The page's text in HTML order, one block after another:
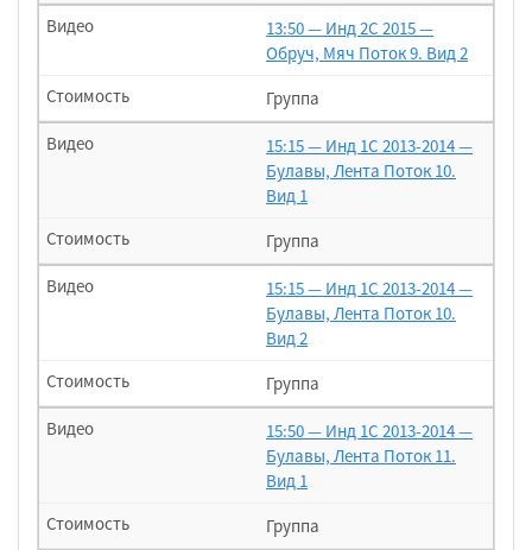
13:50 — Инд 2С 2015 —
Обруч, Мяч Поток 9. Вид 2
Группа
15:15 — Инд 1С 2013-2014 —
Булавы, Лента Поток 10.
Вид 1
Группа
15:15 — Инд 1С 2013-2014 —
Булавы, Лента Поток 10.
Вид 2
Группа
15:50 — Инд 1С 2013-2014 —
Булавы, Лента Поток 11.
Вид 1
Группа